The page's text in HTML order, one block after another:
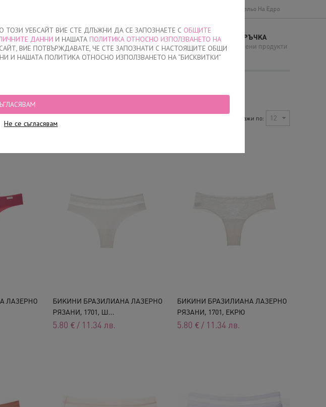
УЕБСАЙТ ВИЕ СТЕ ДЛЪЖНИ ДА СЕ ЗАПОЗНАЕТЕ С ОБЩИТЕ
ДАННИ И НАШАТА ПОЛИТИКА ОТНОСНО ИЗПОЛЗВАНЕТО НА
ВИЕ ПОТВЪРЖДАВАТЕ, ЧЕ СТЕ ЗАПОЗНАТИ С НАСТОЯЩИТЕ ОБЩИ
И НАШАТА ПОЛИТИКА ОТНОСНО ИЗПОЛЗВАНЕТО НА “БИСКВИТКИ”
Не се съгласявам
Бельо На Едро
ДА КУПЯ КОНТАКТИ
МОЯТА ПОРЪЧКА
няма добавени продукти
Покажи по: 12
ЛАЗЕРНО
БИКИНИ БРАЗИЛИАНА ЛАЗЕРНО
РЯЗАНИ, 1701, Ш...
5.80 € / 11.34 лв.
БИКИНИ БРАЗИЛИАНА ЛАЗЕРНО
РЯЗАНИ, 1701, ЕКРЮ
5.80 € / 11.34 лв.